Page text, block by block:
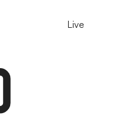
Live